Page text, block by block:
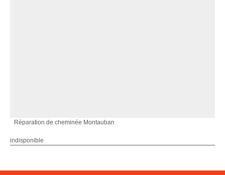
Réparation de cheminée Montauban
indisponible